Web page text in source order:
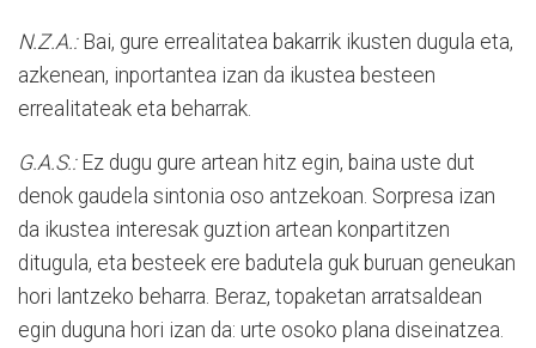
N.Z.A.:Bai, gure errealitatea bakarrik ikusten dugula eta,
azkenean, inportantea izan da ikustea besteen
errealitateak eta beharrak.
G.A.S.:Ez dugu gure artean hitz egin, baina uste dut
denok gaudela sintonia oso antzekoan. Sorpresa izan
da ikustea interesak guztion artean konpartitzen
ditugula, eta besteek ere badutela guk buruan geneukan
hori lantzeko beharra. Beraz, topaketan arratsaldean
egin duguna hori izan da: urte osoko plana diseinatzea.